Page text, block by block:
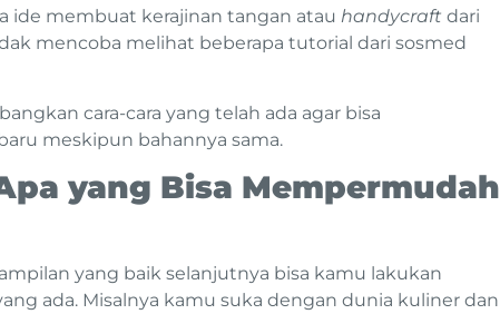
ide membuat kerajinan tangan atau handycraft dari
mencoba melihat beberapa tutorial dari sosmed
cara-cara yang telah ada agar bisa
meskipun bahannya sama.
yang Bisa Mempermudah
yang baik selanjutnya bisa kamu lakukan
ada. Misalnya kamu suka dengan dunia kuliner dan